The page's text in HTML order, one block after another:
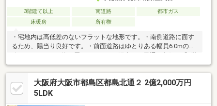
3階建て以上 南道路
都市ガス
床暖房
所有権
・宅地内は高低差のないフラットな地形です。・南側道路に面す
るため、陽当り良好です。・前面道路はゆとりある幅員6.0mの道
リビング」。・各居室に収納があります。・玄関にはシューズイ
ンクローゼットがあります。かさばるスーツケースやゴルフバッ
クなどの収納にも便利です。・トイレは温水洗浄機能付きで
す。・1階と2階にトイレがあります。・リビングダイニングキッ
大阪府大阪市都島区都島北通２ 2億2,000万円
5LDK